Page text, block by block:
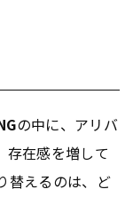
の中に、アリバ
存在感を増して
替えるのは、ど